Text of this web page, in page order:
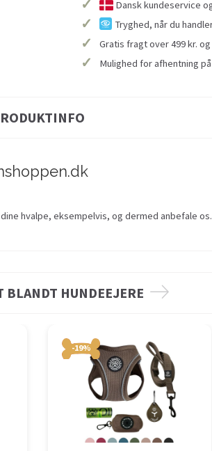
✓ Dansk kundeservice
✓ Tryghed, når du
✓ Gratis fragt over 499 kr.
✓ Mulighed for afhentning
hvalpe, eksempelvis, og dermed anbefale
HUNDEEJERE
-19%